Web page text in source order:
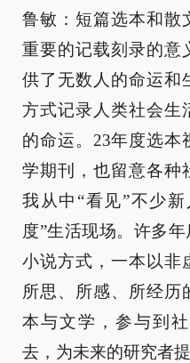
鲁敏：短篇选本和散
重要的记载刻录的意
供了无数人的命运和
方式记录人类社会生
的命运。23年度选本
学期刊，也留意各种
我从中“看见”不少
度”生活现场。许多
小说方式，一本以非
所思、所感、所经历
本与文学，参与到
去，为未来的研究者